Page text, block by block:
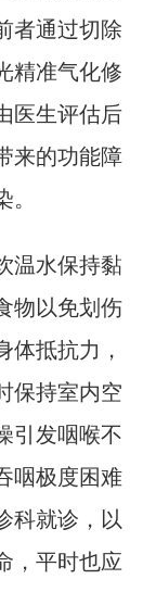
者通过切除
精准气化修
医生评估后
来的功能障
温水保持黏
物以免划伤
体抵抗力，
保持室内空
引发咽喉不
咽极度困难
科就诊，以
，平时也应